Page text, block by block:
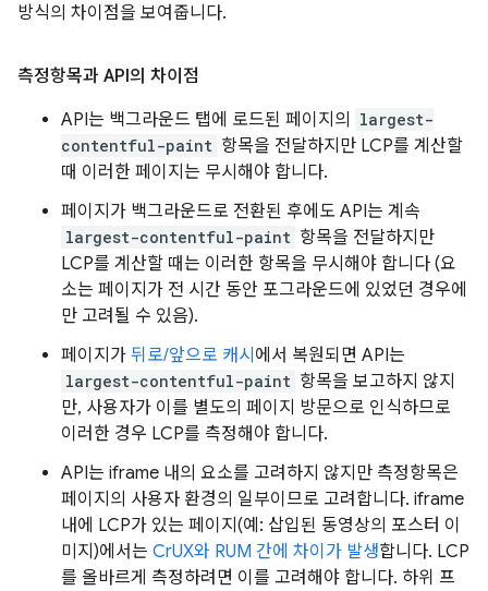
방식의 차이점을 보여줍니다.
측정항목과 API의 차이점
API는 백그라운드 탭에 로드된 페이지의
largest-
contentful-paint 항목을 전달하지만 LCP를 계산할
때 이러한 페이지는 무시해야 합니다.
페이지가 백그라운드로 전환된 후에도 API는 계속
largest-contentful-paint 항목을 전달하지만
LCP를 계산할 때는 이러한 항목을 무시해야 합니다 (요
소는 페이지가 전 시간 동안 포그라운드에 있었던 경우에
만 고려될 수 있음).
페이지가 뒤로/앞으로 캐시 에서 복원되면 API는
largest-contentful-paint 항목을 보고하지 않지
만, 사용자가 이를 별도의 페이지 방문으로 인식하므로
이러한 경우 LCP를 측정해야 합니다.
API는 iframe 내의 요소를 고려하지 않지만 측정항목은
페이지의 사용자 환경의 일부이므로 고려합니다. iframe
내에 LCP가 있는 페이지(예: 삽입된 동영상의 포스터 이
미지)에서는 CrUX와 RUM 간에 차이가 발생합니다. LCP
를 올바르게 측정하려면 이를 고려해야 합니다. 하위 프